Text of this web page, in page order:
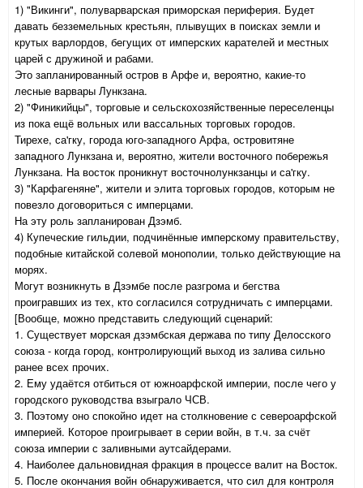
1) "Викинги", полуварварская приморская периферия. Будет
давать безземельных крестьян, плывущих в поисках земли и
крутых варлордов, бегущих от имперских карателей и местных
царей с дружиной и рабами.
Это запланированный остров в Арфе и, вероятно, какие-то
лесные варвары Лункзана.
2) "Финикийцы", торговые и сельскохозяйственные переселенцы
из пока ещё вольных или вассальных торговых городов.
Тирехе, са'гку, города юго-западного Арфа, островитяне
западного Лункзана и, вероятно, жители восточного побережья
Лункзана. На восток проникнут восточнолункзанцы и са'гку.
3) "Карфагеняне", жители и элита торговых городов, которым не
повезло договориться с имперцами.
На эту роль запланирован Дзэмб.
4) Купеческие гильдии, подчинённые имперскому правительству,
подобные китайской солевой монополии, только действующие на
морях.
Могут возникнуть в Дзэмбе после разгрома и бегства
проигравших из тех, кто согласился сотрудничать с имперцами.
[Вообще, можно представить следующий сценарий:
1. Существует морская дзэмбская держава по типу Делосского
союза - когда город, контролирующий выход из залива сильно
ранее всех прочих.
2. Ему удаётся отбиться от южноарфской империи, после чего у
городского руководства взыграло ЧСВ.
3. Поэтому оно спокойно идет на столкновение с североарфской
империей. Которое проигрывает в серии войн, в т.ч. за счёт
союза империи с заливными аутсайдерами.
4. Наиболее дальновидная фракция в процессе валит на Восток.
5. После окончания войн обнаруживается, что сил для контроля